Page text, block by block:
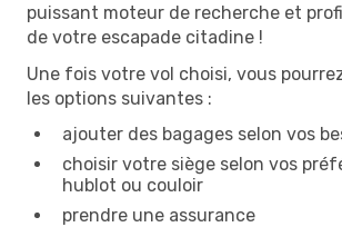
puissant moteur de recherche et
de votre escapade citadine !
Une fois votre vol choisi, vous
les options suivantes :
ajouter des bagages selon vos
choisir votre siège selon vos
hublot ou couloir
prendre une assurance